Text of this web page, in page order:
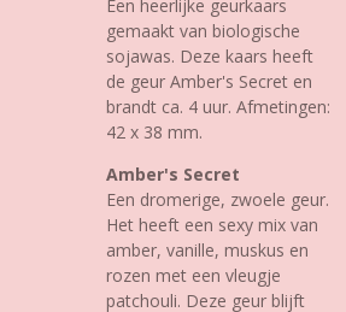
Een heerlijke geurkaars
gemaakt van biologische
sojawas. Deze kaars heeft
de geur Amber's Secret en
brandt ca. 4 uur. Afmetingen:
42 x 38 mm.
Amber's Secret
Een dromerige, zwoele geur.
Het heeft een sexy mix van
amber, vanille, muskus en
rozen met een vleugje
patchouli. Deze geur blijft